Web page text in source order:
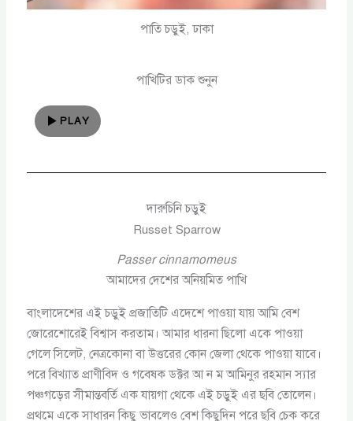
পাতি চড়ুই, ঢাকা
পাখিটির ডাক শুনুন
PLAY
দারুচিনি চড়ুই
Russet Sparrow
Passer cinnamomeus
আমাদের দেশের অনিয়মিত পাখি
বাংলাদেশের এই চড়ুই প্রজাতিটি এদেশে পাওয়া যায় আমি বেশ
জোরেশোরেই বিশ্বাস করতাম। আমার ধারনা ছিলো একে পাওয়া
গেলে সিলেট, নেত্রকোনা বা উত্তরের কোন জেলা থেকে পাওয়া যাবে।
পরে বিখ্যাত প্রাণীবিদ ও গবেষক ডক্টর আ ন ম আমিনুর রহমান স্যার
পঞ্চগড়ের সীমান্তবর্তি এক যায়গা থেকে এই চড়ুই এর ছবি তোলেন।
প্রথমে একে সাধারন কিছু ভাবলেও বেশ কিছুদিন পরে ছবি চেক করে